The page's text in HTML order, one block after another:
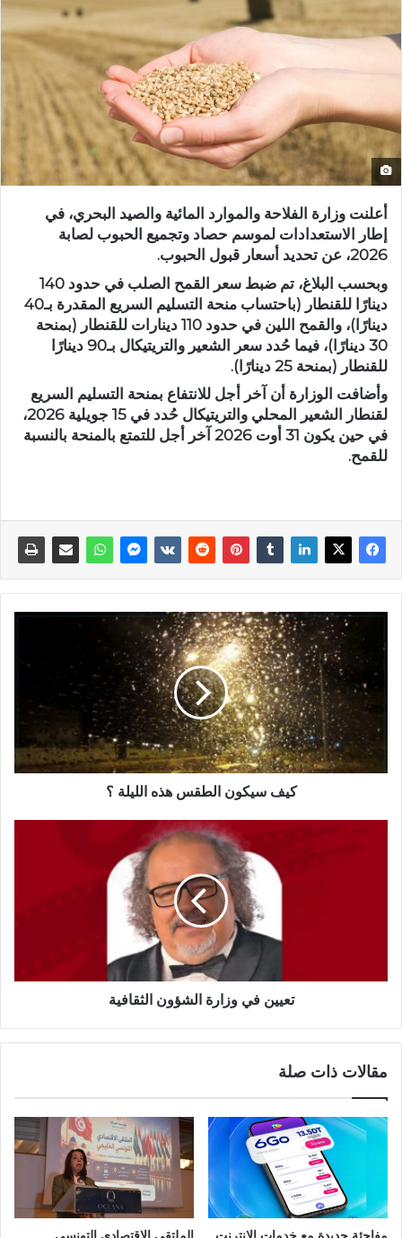
أعلنت وزارة الفلاحة والموارد المائية والصيد البحري، في
إطار الاستعدادات لموسم حصاد وتجميع الحبوب لصابة
2026، عن تحديد أسعار قبول الحبوب.
وبحسب البلاغ، تم ضبط سعر القمح الصلب في حدود 140
دينارًا للقنطار (باحتساب منحة التسليم السريع المقدرة بـ40
دينارًا)، والقمح اللين في حدود 110 دينارات للقنطار (بمنحة
30 دينارًا)، فيما حُدد سعر الشعير والتريتيكال بـ90 دينارًا
للقنطار (بمنحة 25 دينارًا).
وأضافت الوزارة أن آخر أجل للانتفاع بمنحة التسليم السريع
لقنطار الشعير المحلي والتريتيكال حُدد في 15 جويلية 2026،
في حين يكون 31 أوت 2026 آخر أجل للتمتع بالمنحة بالنسبة
للقمح.
كيف سيكون الطقس هذه الليلة ؟
تعيين في وزارة الشؤون الثقافية
مقالات ذات صلة